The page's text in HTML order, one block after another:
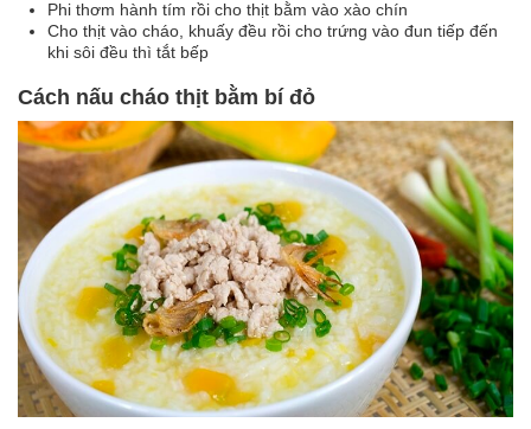
Phi thơm hành tím rồi cho thịt bằm vào xào chín
Cho thịt vào cháo, khuấy đều rồi cho trứng vào đun tiếp đến
khi sôi đều thì tắt bếp
Cách nấu cháo thịt bằm bí đỏ